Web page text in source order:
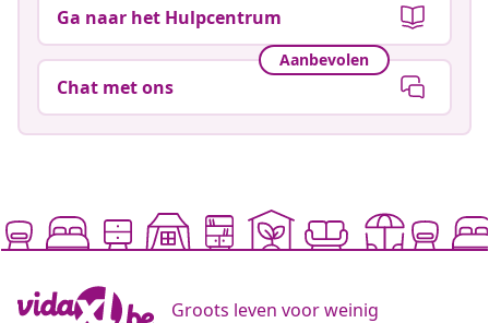
Ga naar het Hulpcentrum
Aanbevolen
Chat met ons
Groots leven voor weinig